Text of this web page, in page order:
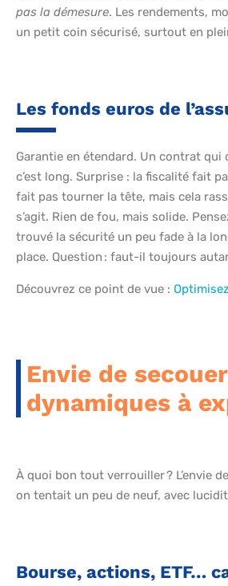
pas la démesure. Les rendements,
un petit coin sécurisé, surtout en
Les fonds euros de
Garantie en étendard. Un contrat qui
c’est long. Surprise : la fiscalité fait
fait pas tourner la tête, mais cela
s’agit. Rien de fou, mais solide.
trouvé la sécurité un peu fade à la
place. Question : faut-il toujours
Découvrez ce point de vue :
Envie de
dynamiques à
À quoi bon tout verrouiller ? L’envie
on tentait un peu de neuf, avec
Bourse, actions, ETF…